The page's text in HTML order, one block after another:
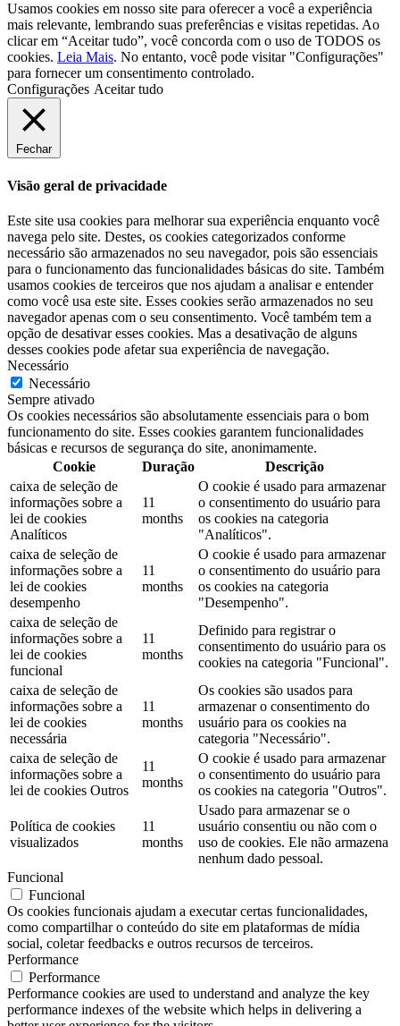
Usamos cookies em nosso site para oferecer a você a experiência
mais relevante, lembrando suas preferências e visitas repetidas. Ao
clicar em “Aceitar tudo”, você concorda com o uso de TODOS os
cookies. Leia Mais. No entanto, você pode visitar "Configurações"
para fornecer um consentimento controlado.
Configurações Aceitar tudo
Fechar
Visão geral de privacidade
Este site usa cookies para melhorar sua experiência enquanto você
navega pelo site. Destes, os cookies categorizados conforme
necessário são armazenados no seu navegador, pois são essenciais
para o funcionamento das funcionalidades básicas do site. Também
usamos cookies de terceiros que nos ajudam a analisar e entender
como você usa este site. Esses cookies serão armazenados no seu
navegador apenas com o seu consentimento. Você também tem a
opção de desativar esses cookies. Mas a desativação de alguns
desses cookies pode afetar sua experiência de navegação.
Necessário
Necessário
Sempre ativado
Os cookies necessários são absolutamente essenciais para o bom
funcionamento do site. Esses cookies garantem funcionalidades
básicas e recursos de segurança do site, anonimamente.
Cookie
Duração
Descrição
caixa de seleção de
informações sobre a
lei de cookies
Analíticos
11
months
O cookie é usado para armazenar
o consentimento do usuário para
os cookies na categoria
"Analíticos".
caixa de seleção de
informações sobre a
lei de cookies
desempenho
11
months
O cookie é usado para armazenar
o consentimento do usuário para
os cookies na categoria
"Desempenho".
caixa de seleção de
informações sobre a
lei de cookies
funcional
11
months
Definido para registrar o
consentimento do usuário para os
cookies na categoria "Funcional".
caixa de seleção de
informações sobre a
lei de cookies
necessária
11
months
Os cookies são usados ​​para
armazenar o consentimento do
usuário para os cookies na
categoria "Necessário".
caixa de seleção de
informações sobre a
lei de cookies Outros
11
months
O cookie é usado para armazenar
o consentimento do usuário para
os cookies na categoria "Outros".
Política de cookies
visualizados
11
months
Usado para armazenar se o
usuário consentiu ou não com o
uso de cookies. Ele não armazena
nenhum dado pessoal.
Funcional
Funcional
Os cookies funcionais ajudam a executar certas funcionalidades,
como compartilhar o conteúdo do site em plataformas de mídia
social, coletar feedbacks e outros recursos de terceiros.
Performance
Performance
Performance cookies are used to understand and analyze the key
performance indexes of the website which helps in delivering a